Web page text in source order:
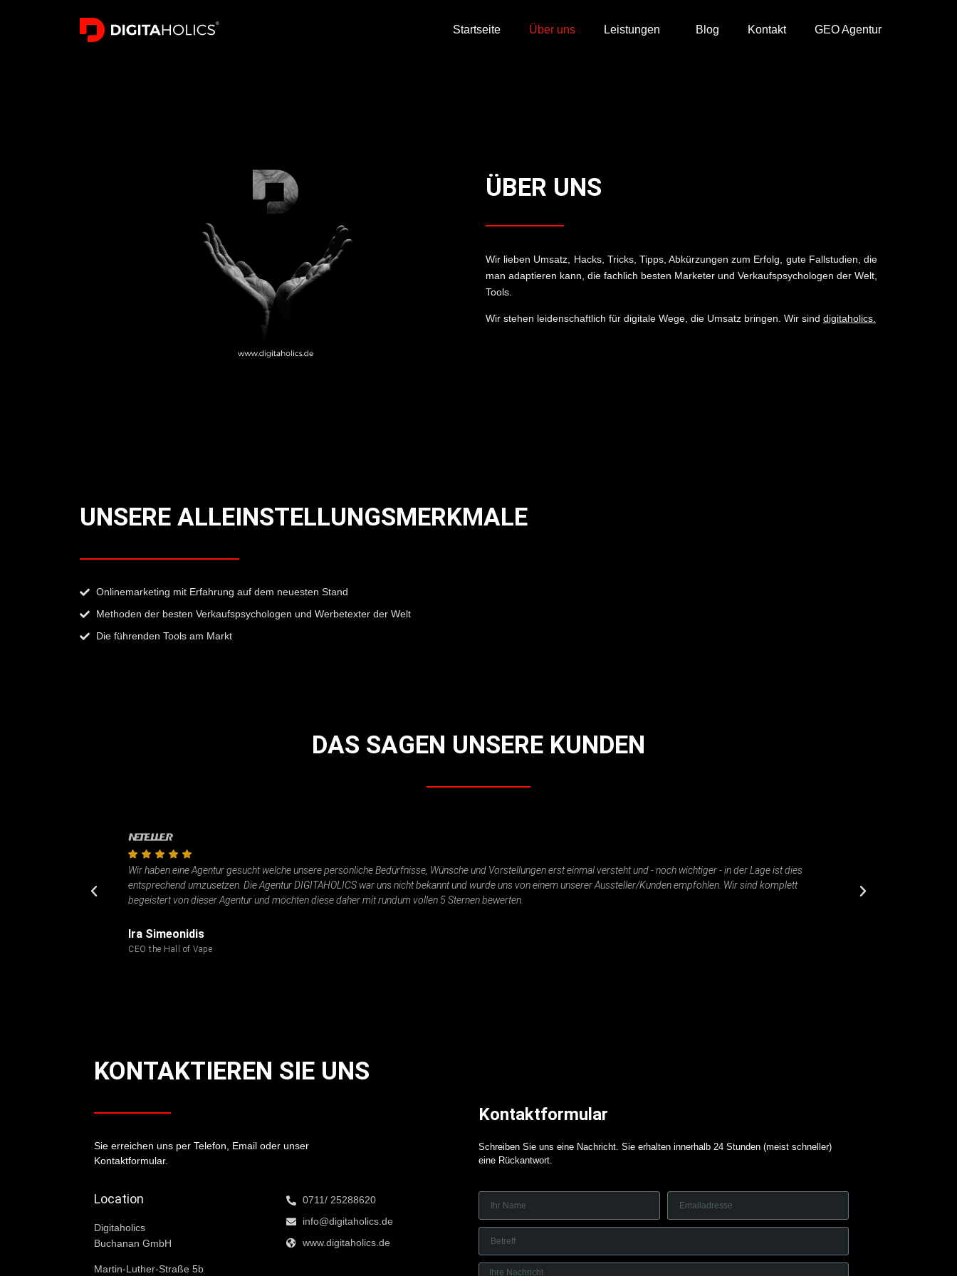
Startseite Über uns Leistungen Blog Kontakt GEO Agentur
ÜBER UNS
Wir lieben Umsatz, Hacks, Tricks, Tipps, Abkürzungen zum Erfolg, gute Fallstudien, die
man adaptieren kann, die fachlich besten Marketer und Verkaufspsychologen der Welt,
Tools.
Wir stehen leidenschaftlich für digitale Wege, die Umsatz bringen. Wir sind digitaholics.
UNSERE ALLEINSTELLUNGSMERKMALE
Onlinemarketing mit Erfahrung auf dem neuesten Stand
Methoden der besten Verkaufspsychologen und Werbetexter der Welt
Die führenden Tools am Markt
DAS SAGEN UNSERE KUNDEN
Wir haben eine Agentur gesucht welche unsere persönliche Bedürfnisse, Wünsche und Vorstellungen erst einmal versteht und - noch wichtiger - in der Lage ist dies
entsprechend umzusetzen. Die Agentur DIGITAHOLICS war uns nicht bekannt und wurde uns von einem unserer Aussteller/Kunden empfohlen. Wir sind komplett
begeistert von dieser Agentur und möchten diese daher mit rundum vollen 5 Sternen bewerten.
Ira Simeonidis
CEO the Hall of Vape
KONTAKTIEREN SIE UNS
Sie erreichen uns per Telefon, Email oder unser
Kontaktformular.
Location
Digitaholics
Buchanan GmbH
Martin-Luther-Straße 5b
0711/ 25288620
info@digitaholics.de
www.digitaholics.de
Kontaktformular
Schreiben Sie uns eine Nachricht. Sie erhalten innerhalb 24 Stunden (meist schneller)
eine Rückantwort.